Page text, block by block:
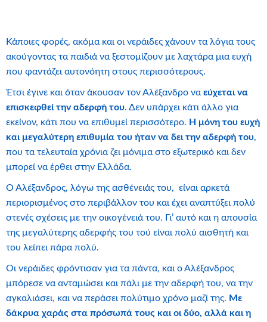
Κάποιες φορές, ακόμα και οι νεράιδες χάνουν τα λόγια τους
ακούγοντας τα παιδιά να ξεστομίζουν με λαχτάρα μια ευχή
που φαντάζει αυτονόητη στους περισσότερους.
Έτσι έγινε και όταν άκουσαν τον Αλέξανδρο να εύχεται να
επισκεφθεί την αδερφή του. Δεν υπάρχει κάτι άλλο για
εκείνον, κάτι που να επιθυμεί περισσότερο. Η μόνη του ευχή
και μεγαλύτερη επιθυμία του ήταν να δει την αδερφή του,
που τα τελευταία χρόνια ζει μόνιμα στο εξωτερικό και δεν
μπορεί να έρθει στην Ελλάδα.
Ο Αλέξανδρος, λόγω της ασθένειάς του, είναι αρκετά
περιορισμένος στο περιβάλλον του και έχει αναπτύξει πολύ
στενές σχέσεις με την οικογένειά του. Γι’ αυτό και η απουσία
της μεγαλύτερης αδερφής του τού είναι πολύ αισθητή και
του λείπει πάρα πολύ.
Οι νεράιδες φρόντισαν για τα πάντα, και ο Αλέξανδρος
μπόρεσε να ανταμώσει και πάλι με την αδερφή του, να την
αγκαλιάσει, και να περάσει πολύτιμο χρόνο μαζί της. Με
δάκρυα χαράς στα πρόσωπά τους και οι δύο, αλλά και η